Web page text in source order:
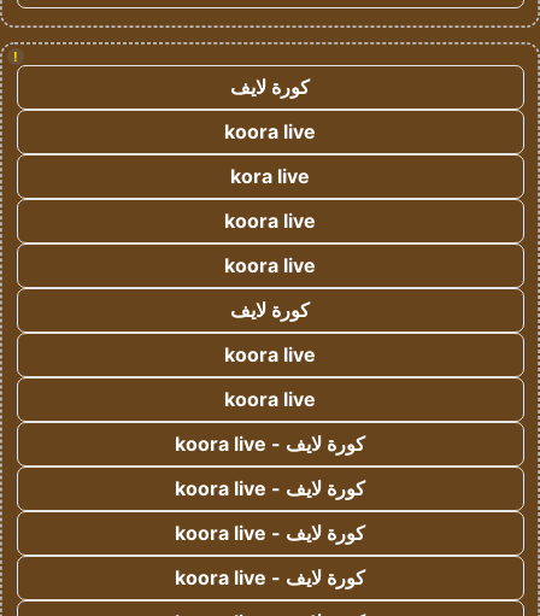
!
كورة لايف
koora live
kora live
koora live
koora live
كورة لايف
koora live
koora live
كورة لايف - koora live
كورة لايف - koora live
كورة لايف - koora live
كورة لايف - koora live